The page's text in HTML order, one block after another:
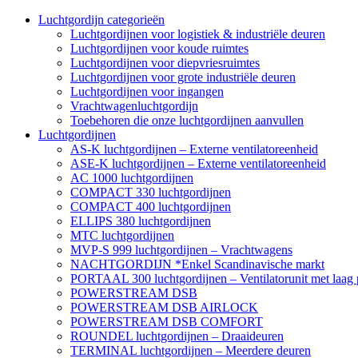
Luchtgordijn categorieën
Luchtgordijnen voor logistiek & industriële deuren
Luchtgordijnen voor koude ruimtes
Luchtgordijnen voor diepvriesruimtes
Luchtgordijnen voor grote industriële deuren
Luchtgordijnen voor ingangen
Vrachtwagenluchtgordijn
Toebehoren die onze luchtgordijnen aanvullen
Luchtgordijnen
AS-K luchtgordijnen – Externe ventilatoreenheid
ASE-K luchtgordijnen – Externe ventilatoreenheid
AC 1000 luchtgordijnen
COMPACT 330 luchtgordijnen
COMPACT 400 luchtgordijnen
ELLIPS 380 luchtgordijnen
MTC luchtgordijnen
MVP-S 999 luchtgordijnen – Vrachtwagens
NACHTGORDIJN *Enkel Scandinavische markt
PORTAAL 300 luchtgordijnen – Ventilatorunit met laag
POWERSTREAM DSB
POWERSTREAM DSB AIRLOCK
POWERSTREAM DSB COMFORT
ROUNDEL luchtgordijnen – Draaideuren
TERMINAL luchtgordijnen – Meerdere deuren